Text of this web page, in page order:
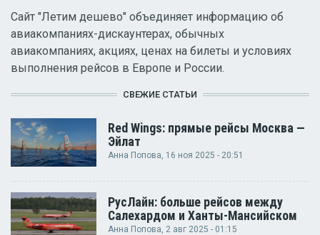
Сайт "Летим дешево" объединяет информацию об
авиакомпаниях-дискаунтерах, обычных
авиакомпаниях, акциях, ценах на билеты и условиях
выполнения рейсов в Европе и России.
СВЕЖИЕ СТАТЬИ
Red Wings: прямые рейсы Москва —
Эйлат
Анна Попова, 16 ноя 2025 - 20:51
РусЛайн: больше рейсов между
Салехардом и Ханты-Мансийском
Анна Попова , 2 авг 2025 - 01:15